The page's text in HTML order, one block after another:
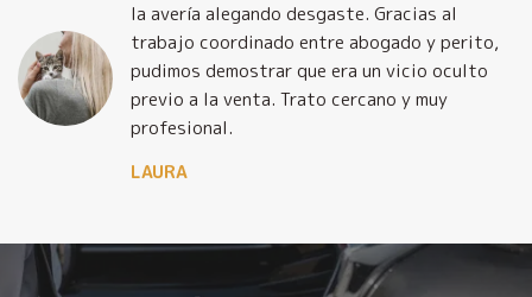
la avería alegando desgaste. Gracias al
trabajo coordinado entre abogado y perito,
pudimos demostrar que era un vicio oculto
previo a la venta. Trato cercano y muy
profesional.
LAURA